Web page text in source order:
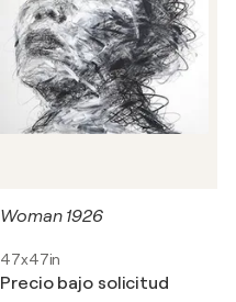
Woman 1926
47x47in
Precio bajo solicitud